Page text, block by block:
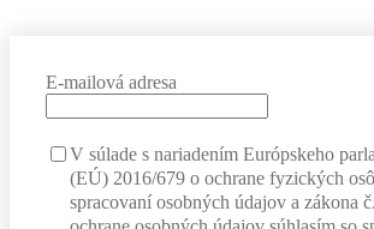
E-mailová adresa
V súlade s nariadením Európskeho
(EÚ) 2016/679 o ochrane fyzických
spracovaní osobných údajov a zákona